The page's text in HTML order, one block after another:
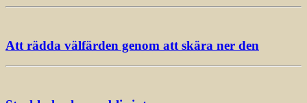
Att rädda välfärden genom att skära ner den